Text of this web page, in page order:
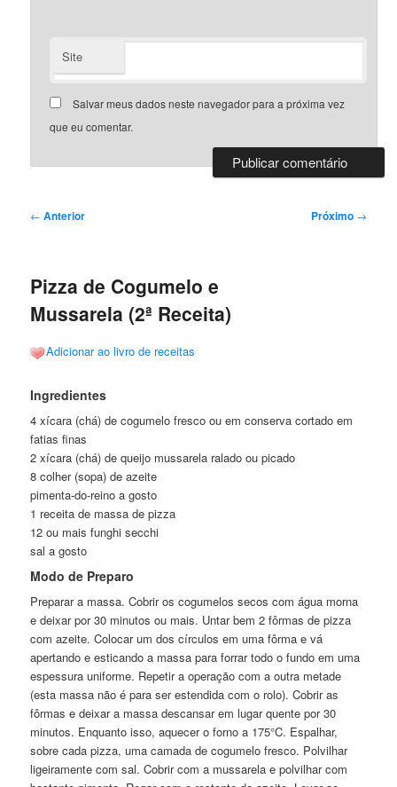
Site
Salvar meus dados neste navegador para a próxima vez
que eu comentar.
Navegação
← Anterior Próximo →
Pizza de Cogumelo e
Mussarela (2ª Receita)
Adicionar ao livro de receitas
Ingredientes
4 xícara (chá) de cogumelo fresco ou em conserva cortado em
fatias finas
2 xícara (chá) de queijo mussarela ralado ou picado
8 colher (sopa) de azeite
pimenta-do-reino a gosto
1 receita de massa de pizza
12 ou mais funghi secchi
sal a gosto
Modo de Preparo
Preparar a massa. Cobrir os cogumelos secos com água morna
e deixar por 30 minutos ou mais. Untar bem 2 fôrmas de pizza
com azeite. Colocar um dos círculos em uma fôrma e vá
apertando e esticando a massa para forrar todo o fundo em uma
espessura uniforme. Repetir a operação com a outra metade
(esta massa não é para ser estendida com o rolo). Cobrir as
fôrmas e deixar a massa descansar em lugar quente por 30
minutos. Enquanto isso, aquecer o forno a 175°C. Espalhar,
sobre cada pizza, uma camada de cogumelo fresco. Polvilhar
ligeiramente com sal. Cobrir com a mussarela e polvilhar com